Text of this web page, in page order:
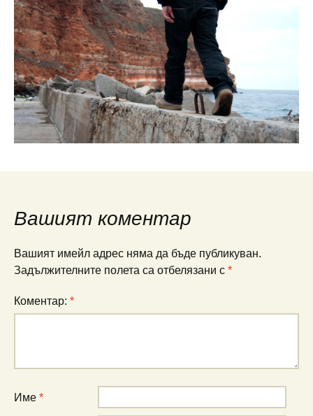
Вашият коментар
Вашият имейл адрес няма да бъде публикуван.
Задължителните полета са отбелязани с *
Коментар: *
Име *